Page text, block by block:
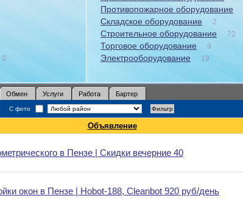
0
Противопожарное оборудование
Складское оборудование 2
Строительное оборудование 72
Торговое оборудование 9
Электрооборудование 19
Обмен Услуги Работа Бартер
С фото
Объявление
в Пензе | Скидки вечерние 40
окон в Пензе | Hobot-188, Cleanbot 920 руб/день